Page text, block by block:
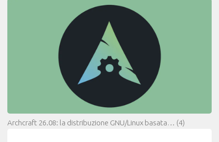
Archcraft 26.08: la distribuzione GNU/Linux basata… (4)